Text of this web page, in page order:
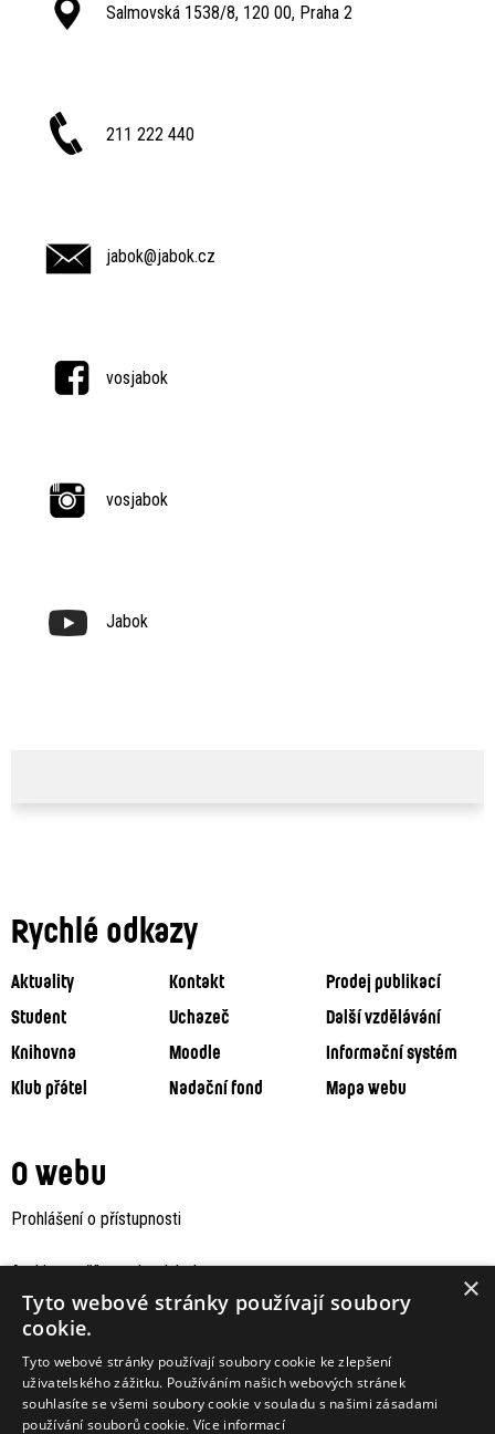
Salmovská 1538/8, 120 00, Praha 2
211 222 440
jabok@jabok.cz
vosjabok
vosjabok
Jabok
Rychlé odkazy
Aktuality Kontakt
Prodej publikací
Student
Uchazeč
Další vzdělávání
Knihovna
Moodle
Informační systém
Klub přátel
Nadační fond Mapa webu
O webu
Prohlášení o přístupnosti
Archiv staršího webu Jaboku ×
Tyto webové stránky používají soubory
cookie.
Tyto webové stránky používají soubory cookie ke zlepšení
uživatelského zážitku. Používáním našich webových stránek
souhlasíte se všemi soubory cookie v souladu s našimi zásadami
používání souborů cookie. Více informací